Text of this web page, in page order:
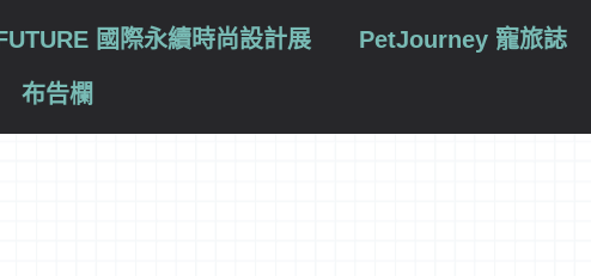
國際永續時尚設計展 PetJourney 寵旅誌
布告欄